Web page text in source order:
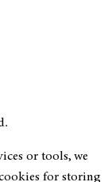
or tools, we
for storing